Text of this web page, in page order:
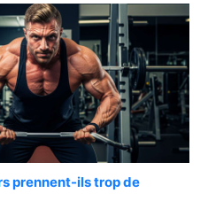
prennent-ils trop de